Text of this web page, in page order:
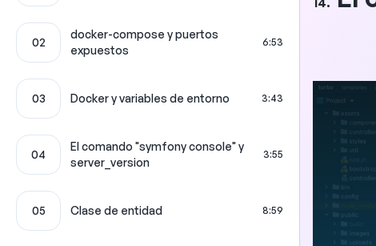
02
docker-compose y puertos
expuestos
6:53
03 Docker y variables de entorno 3:43
04
El comando "symfony console" y
server_version
3:55
05 Clase de entidad 8:59